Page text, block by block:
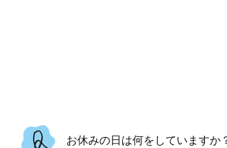
お休みの日は何をしていますか